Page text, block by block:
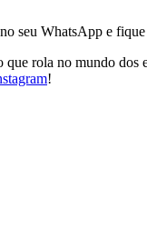
seu WhatsApp e
rola no mundo dos
!